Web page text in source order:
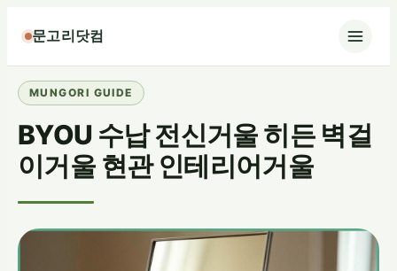
츠
로
가
문고리닷컴
BYOU 수납 전신거울 히든 벽걸
이거울 현관 인테리어거울